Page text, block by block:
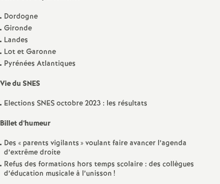
m
e
Dordogne
Gironde
Landes
Lot et Garonne
Pyrénées Atlantiques
Vie du SNES
Elections SNES octobre 2023 : les résultats
Billet d’humeur
Des «parents vigilants» voulant faire avancer l’agenda
d’extrême droite
Refus des formations hors temps scolaire : des collègues
d’éducation musicale à l’unisson !